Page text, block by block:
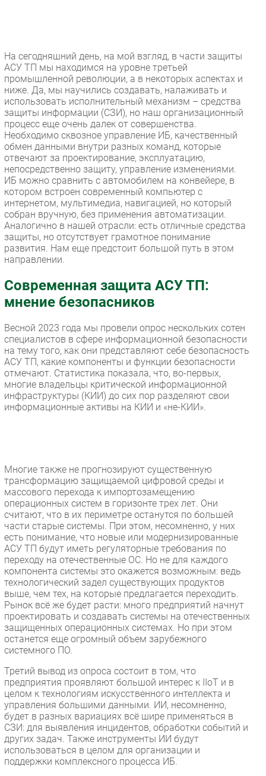
На сегодняшний день, на мой взгляд, в части защиты
АСУ ТП мы находимся на уровне третьей
промышленной революции, а в некоторых аспектах и
ниже. Да, мы научились создавать, налаживать и
использовать исполнительный механизм – средства
защиты информации (СЗИ), но наш организационный
процесс еще очень далек от совершенства.
Необходимо сквозное управление ИБ, качественный
обмен данными внутри разных команд, которые
отвечают за проектирование, эксплуатацию,
непосредственно защиту, управление изменениями.
ИБ можно сравнить с автомобилем на конвейере, в
котором встроен современный компьютер с
интернетом, мультимедиа, навигацией, но который
собран вручную, без применения автоматизации.
Аналогично в нашей отрасли: есть отличные средства
защиты, но отсутствует грамотное понимание
развития. Нам еще предстоит большой путь в этом
направлении.
Современная защита АСУ ТП:
мнение безопасников
Весной 2023 года мы провели опрос нескольких сотен
специалистов в сфере информационной безопасности
на тему того, как они представляют себе безопасность
АСУ ТП, какие компоненты и функции безопасности
отмечают. Статистика показала, что, во-первых,
многие владельцы критической информационной
инфраструктуры (КИИ) до сих пор разделяют свои
информационные активы на КИИ и «не-КИИ».
Многие также не прогнозируют существенную
трансформацию защищаемой цифровой среды и
массового перехода к импортозамещению
операционных систем в горизонте трех лет. Они
считают, что в их периметре останутся по большей
части старые системы. При этом, несомненно, у них
есть понимание, что новые или модернизированные
АСУ ТП будут иметь регуляторные требования по
переходу на отечественные ОС. Но не для каждого
компонента системы это окажется возможным: ведь
технологический задел существующих продуктов
выше, чем тех, на которые предлагается переходить.
Рынок всё же будет расти: много предприятий начнут
проектировать и создавать системы на отечественных
защищенных операционных системах. Но при этом
останется еще огромный объем зарубежного
системного ПО.
Третий вывод из опроса состоит в том, что
предприятия проявляют большой интерес к IIoT и в
целом к технологиям искусственного интеллекта и
управления большими данными. ИИ, несомненно,
будет в разных вариациях всё шире применяться в
СЗИ: для выявления инцидентов, обработки событий и
других задач. Также инструменты ИИ будут
использоваться в целом для организации и
поддержки комплексного процесса ИБ.